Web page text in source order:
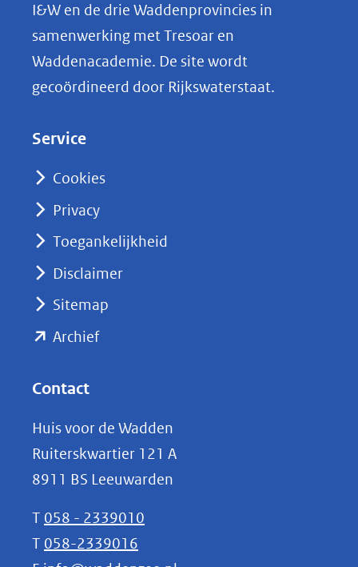
k
e
nieuw
naar
I&W en de drie Waddenprovincies in
samenwerking met Tresoar en
Waddenacademie. De site wordt
gecoördineerd door Rijkswaterstaat.
Service
Cookies
Privacy
Toegankelijkheid
Disclaimer
Sitemap
Archief(opent
(verwijst
naar
een
andere
website)
Contact
Huis voor de Wadden
Ruiterskwartier 121 A
8911 BS Leeuwarden
T 058 - 2339010
T 058-2339016